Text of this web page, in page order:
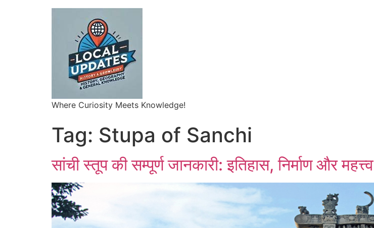
Where Curiosity Meets Knowledge!
Tag: Stupa of Sanchi
सांची स्तूप की सम्पूर्ण जानकारी: इतिहास, निर्माण और महत्त्व